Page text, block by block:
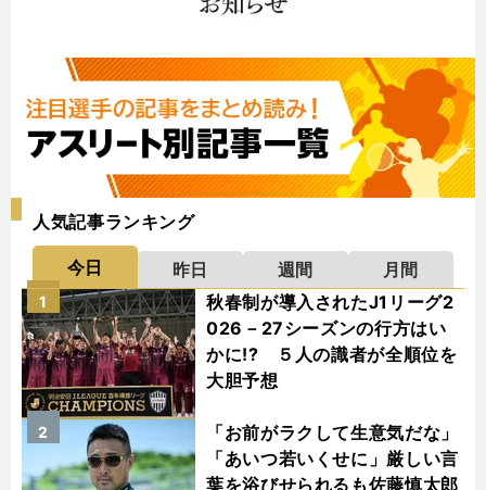
人気記事ランキング
今日 昨日 週間
月間
秋春制が導入されたJ1リーグ2
026－27シーズンの行方はい
かに!? ５人の識者が全順位を
大胆予想
1
「お前がラクして生意気だな」
「あいつ若いくせに」厳しい言
葉を浴びせられるも佐藤慎太郎
2